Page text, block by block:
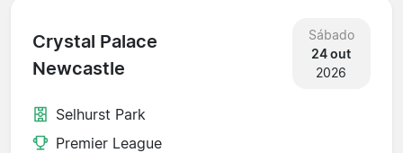
Crystal Palace
Newcastle
Sábado
24 out
2026
Selhurst Park
Premier League